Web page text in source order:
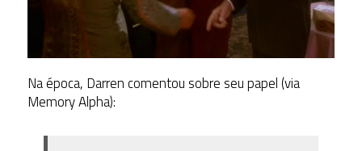
Na época, Darren comentou sobre seu papel (via
Memory Alpha):